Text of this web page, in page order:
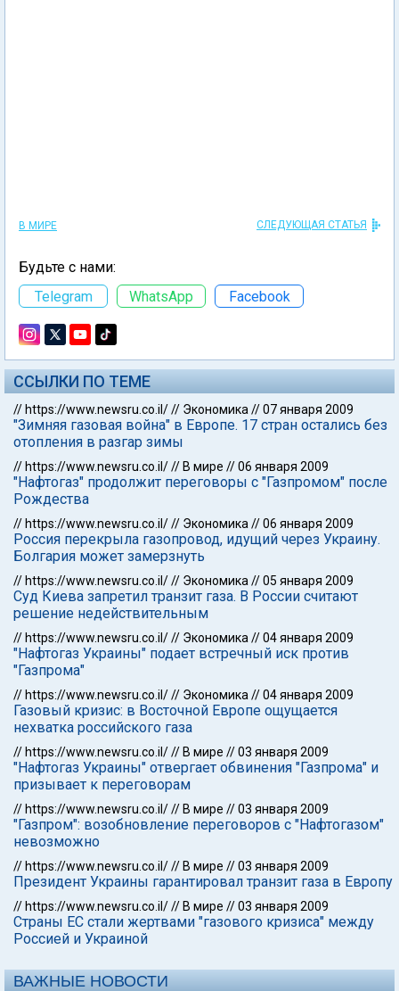
В МИРЕ СЛЕДУЮЩАЯ СТАТЬЯ
Будьте с нами:
Telegram
WhatsApp Facebook
ССЫЛКИ ПО ТЕМЕ
// https://www.newsru.co.il/// Экономика //07 января 2009
"Зимняя газовая война" в Европе. 17 стран остались без
отопления в разгар зимы
// https://www.newsru.co.il/// В мире //06 января 2009
"Нафтогаз" продолжит переговоры с "Газпромом" после
Рождества
// https://www.newsru.co.il/// Экономика //06 января 2009
Россия перекрыла газопровод, идущий через Украину.
Болгария может замерзнуть
// https://www.newsru.co.il/// Экономика //05 января 2009
Суд Киева запретил транзит газа. В России считают
решение недействительным
// https://www.newsru.co.il/// Экономика //04 января 2009
"Нафтогаз Украины" подает встречный иск против
"Газпрома"
// https://www.newsru.co.il/// Экономика //04 января 2009
Газовый кризис: в Восточной Европе ощущается
нехватка российского газа
// https://www.newsru.co.il/// В мире //03 января 2009
"Нафтогаз Украины" отвергает обвинения "Газпрома" и
призывает к переговорам
// https://www.newsru.co.il/// В мире //03 января 2009
"Газпром": возобновление переговоров с "Нафтогазом"
невозможно
// https://www.newsru.co.il/// В мире //03 января 2009
Президент Украины гарантировал транзит газа в Европу
// https://www.newsru.co.il/// В мире //03 января 2009
Страны ЕС стали жертвами "газового кризиса" между
Россией и Украиной
ВАЖНЫЕ НОВОСТИ